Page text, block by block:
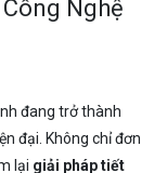
Nghệ
đang trở thành
đại. Không chỉ đơn
lại giải pháp tiết